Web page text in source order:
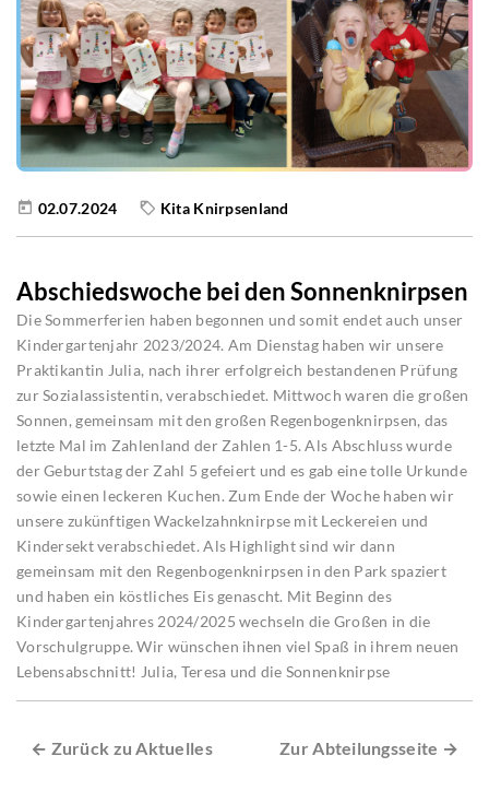
02.07.2024 Kita Knirpsenland
Abschiedswoche bei den Sonnenknirpsen
Die Sommerferien haben begonnen und somit endet auch unser
Kindergartenjahr 2023/2024. Am Dienstag haben wir unsere
Praktikantin Julia, nach ihrer erfolgreich bestandenen Prüfung
zur Sozialassistentin, verabschiedet. Mittwoch waren die großen
Sonnen, gemeinsam mit den großen Regenbogenknirpsen, das
letzte Mal im Zahlenland der Zahlen 1-5. Als Abschluss wurde
der Geburtstag der Zahl 5 gefeiert und es gab eine tolle Urkunde
sowie einen leckeren Kuchen. Zum Ende der Woche haben wir
unsere zukünftigen Wackelzahnknirpse mit Leckereien und
Kindersekt verabschiedet. Als Highlight sind wir dann
gemeinsam mit den Regenbogenknirpsen in den Park spaziert
und haben ein köstliches Eis genascht. Mit Beginn des
Kindergartenjahres 2024/2025 wechseln die Großen in die
Vorschulgruppe. Wir wünschen ihnen viel Spaß in ihrem neuen
Lebensabschnitt! Julia, Teresa und die Sonnenknirpse
← Zurück zu Aktuelles Zur Abteilungsseite →